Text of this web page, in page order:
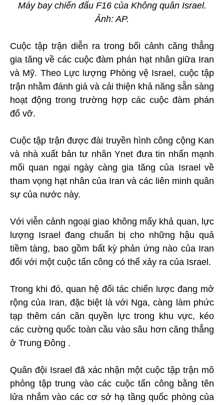
Máy bay chiến đấu F16 của Không quân Israel.
Ảnh: AP.
Cuộc tập trận diễn ra trong bối cảnh căng thẳng
gia tăng về các cuộc đàm phán hạt nhân giữa Iran
và Mỹ. Theo Lực lượng Phòng vệ Israel, cuộc tập
trận nhằm đánh giá và cải thiện khả năng sẵn sàng
hoạt động trong trường hợp các cuộc đàm phán
đổ vỡ.
Cuộc tập trận được đài truyền hình công cộng Kan
và nhà xuất bản tư nhân Ynet đưa tin nhấn mạnh
mối quan ngại ngày càng gia tăng của Israel về
tham vọng hạt nhân của Iran và các liên minh quân
sự của nước này.
Với viễn cảnh ngoại giao không mấy khả quan, lực
lượng Israel đang chuẩn bị cho những hậu quả
tiềm tàng, bao gồm bất kỳ phản ứng nào của Iran
đối với một cuộc tấn công có thể xảy ra của Israel.
Trong khi đó, quan hệ đối tác chiến lược đang mở
rộng của Iran, đặc biệt là với Nga, càng làm phức
tạp thêm cán cân quyền lực trong khu vực, kéo
các cường quốc toàn cầu vào sâu hơn căng thẳng
ở Trung Đông .
Quân đội Israel đã xác nhận một cuộc tập trận mô
phỏng tập trung vào các cuộc tấn công bằng tên
lửa nhắm vào các cơ sở hạ tầng quốc phòng của